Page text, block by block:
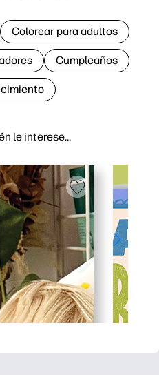
le interese…
Colorear para adultos
Cumpleaños